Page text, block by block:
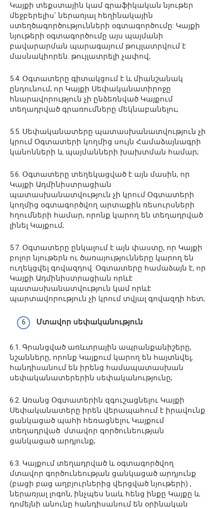
Կայքի տեքստային կամ գրաֆիկական նյութեր
մեջբերելիս՝ ներառյալ հեղինակային
ստեղծագործությունների օգտագործումը: Կայքի
նյութերի օգտագործումը այս պայմանի
բավարարման պարագայում թույլատրվում է
մասնակիորեն. թույլատրելի չափով;
5.4. Օգտատերը գիտակցում է և միանշանակ
ընդունում, որ Կայքի Սեփականատիրոջը
հնարավորություն չի ընձեռնված Կայքում
տեղադրված գրառումները մեկնաբանելու;
5.5. Սեփականատերը պատասխանատվություն չի
կրում Օգտատերի կողմից սույն Համաձայնագրի
կանոնների և պայմանների խախտման համար;
5.6. Օգտատերը տեղեկացված է այն մասին, որ
Կայքի Ադմինիստրացիան
պատասխանատվություն չի կրում Օգտատերի
կողմից օգտագործվող արտաքին ռեսուրսների
հղումների համար, որոնք կարող են տեղադրված
լինել Կայքում;
5.7. Օգտատերը ընկալում է այն փաստը, որ Կայքի
բոլոր նյութերն ու ծառայությունները կարող են
ուղեկցվել գովազդով: Օգտատերը համաձայն է, որ
Կայքի Ադմինիստրացիան որևէ
պատասխանատվություն կամ որևէ
պարտավորություն չի կրում տվյալ գովազդի հետ;
Մտավոր սեփականություն
6.1. Գրանցված առևտրային ապրանքանիշերը,
նշանները, որոնք Կայքում կարող են հայտնվել,
հանդիսանում են իրենց համապատասխան
սեփականատերերին սեփականությունը;
6.2. Առանց Օգտատերին զգուշացնելու Կայքի
Սեփականատերը իրեն վերապահում է իրավունք
ցանկացած պահի հեռացնելու Կայքում
տեղադրված մտավոր գործունեության
ցանկացած արդյունք;
6.3. Կայքում տեղադրված և օգտագործվող
մտավոր գործունեության ցանկացած արդյունք
(բացի բաց աղբյուրներից վերցված նյութերի) ,
ներառյալ լոգոն, ինչպես նաև հենց ինքը Կայքը և
դոմեյնի անունը հանդիսանում են օրինական